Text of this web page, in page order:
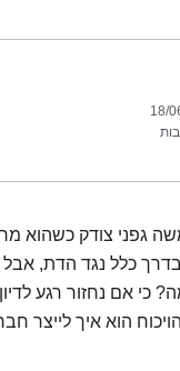
18/
גפני צודק כשהוא
כלל נגד הדת, אבל
כי אם נחזור רגע
הוא איך לייצר